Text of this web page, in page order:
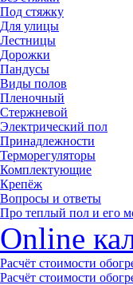
Под стяжку
Для улицы
Лестницы
Дорожки
Пандусы
Виды полов
Пленочный
Стержневой
Электрический пол
Принадлежности
Терморегуляторы
Комплектующие
Крепёж
Вопросы и ответы
Про теплый пол и его
Online
Расчёт стоимости
Расчёт стоимости